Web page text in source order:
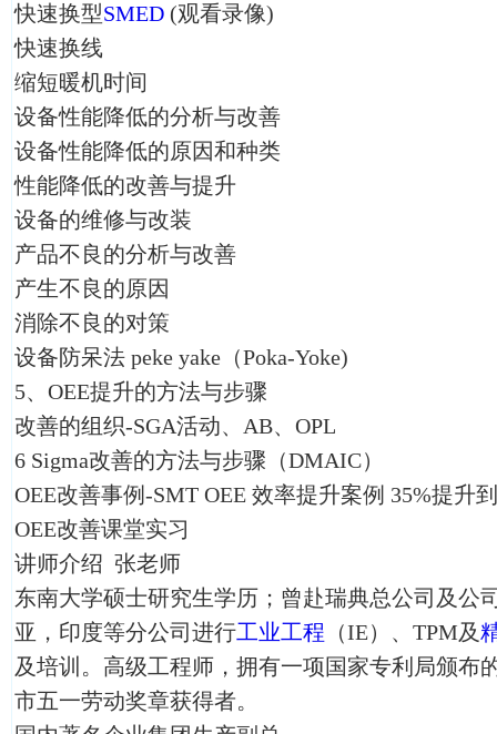
快速换型SMED (观看录像)
快速换线
缩短暖机时间
设备性能降低的分析与改善
设备性能降低的原因和种类
性能降低的改善与提升
设备的维修与改装
产品不良的分析与改善
产生不良的原因
消除不良的对策
设备防呆法 peke yake（Poka-Yoke)
5、OEE提升的方法与步骤
改善的组织-SGA活动、AB、OPL
6 Sigma改善的方法与步骤（DMAIC）
OEE改善事例-SMT OEE 效率提升案例 35%提升
OEE改善课堂实习
讲师介绍 张老师
东南大学硕士研究生学历；曾赴瑞典总公司及公
亚，印度等分公司进行工业工程 （IE）、TPM及
及培训。高级工程师，拥有一项国家专利局颁布
市五一劳动奖章获得者。